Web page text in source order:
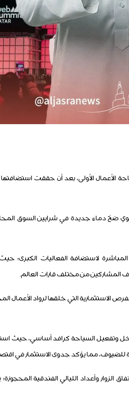
الأعمال الأولى، بعد أن حققت
ضخ دماء جديدة في شرايين السوق
لعام 2025 عن الآثار الإيجابية المباشرة لاستضافة
المشاركين من مختلف قارات العالم.
الاستثمارية التي خلقها لرواد الأعمال
وتفعيل السياحة كرافد أساسي، حيث
للضيوف، مما يؤكد جدوى الاستثمار في
الزوار وأعداد الليالي الفندقية